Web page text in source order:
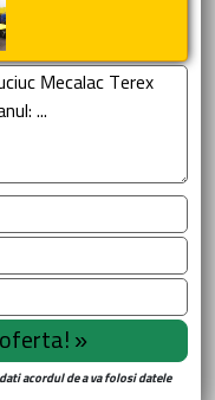
acordul de a va folosi datele